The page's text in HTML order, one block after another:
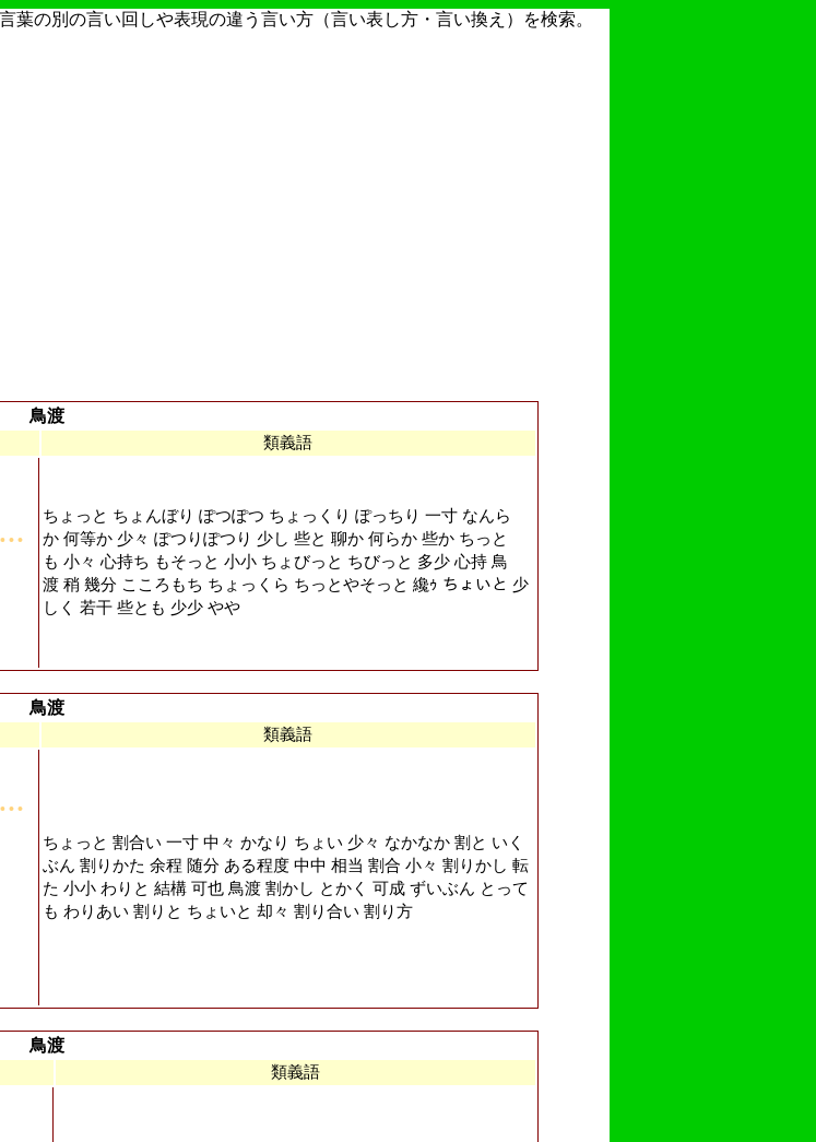
葉の別の言い回しや表現の違う言い方（言い表し方・言い換え）を検索。
鳥渡
類義語
ちょっと ちょんぼり ぽつぽつ ちょっくり ぽっちり 一寸 なんら
か 何等か 少々 ぽつりぽつり 少し 些と 聊か 何らか 些か ちっと
も 小々 心持ち もそっと 小小 ちょびっと ちびっと 多少 心持 鳥
渡 稍 幾分 こころもち ちょっくら ちっとやそっと 纔ｩ ちょいと 少
しく 若干 些とも 少少 やや
鳥渡
類義語
ちょっと 割合い 一寸 中々 かなり ちょい 少々 なかなか 割と いく
ぶん 割りかた 余程 随分 ある程度 中中 相当 割合 小々 割りかし 転
た 小小 わりと 結構 可也 鳥渡 割かし とかく 可成 ずいぶん とって
も わりあい 割りと ちょいと 却々 割り合い 割り方
鳥渡
類義語